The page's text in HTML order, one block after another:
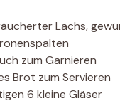
Lachs,
zum Garnieren
Brot zum Servieren
6 kleine Gläser